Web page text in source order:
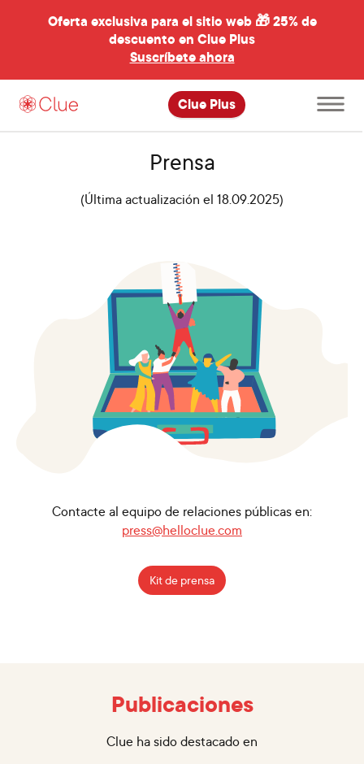
Oferta exclusiva para el sitio web 🎁25% de
descuento en Clue Plus
Suscríbete ahora
Clue Plus
Abre
el
menú
Prensa
(Última actualización el 18.09.2025)
Contacte al equipo de relaciones públicas en:
press@helloclue.com
Kit de prensa
Publicaciones
Clue ha sido destacado en